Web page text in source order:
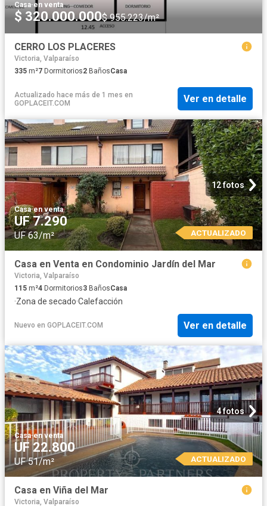
Casa·en venta
$ 320.000.000$ 955.223/m²
CERRO LOS PLACERES
Victoria, Valparaíso
335 m²7 Dormitorios2 BañosCasa
Actualizado hace más de 1 mes en
GOPLACEIT.COM
Ver en detalle
12 fotos
Casa·en venta
UF 7.290
UF 63/m² ACTUALIZADO
Casa en Venta en Condominio Jardín del Mar
Victoria, Valparaíso
115 m²4 Dormitorios3 BañosCasa
·Zona de secado·Calefacción
Nuevo en GOPLACEIT.COM Ver en detalle
4 fotos
Casa·en venta
UF 22.800
UF 51/m² ACTUALIZADO
Casa en Viña del Mar
Victoria, Valparaíso